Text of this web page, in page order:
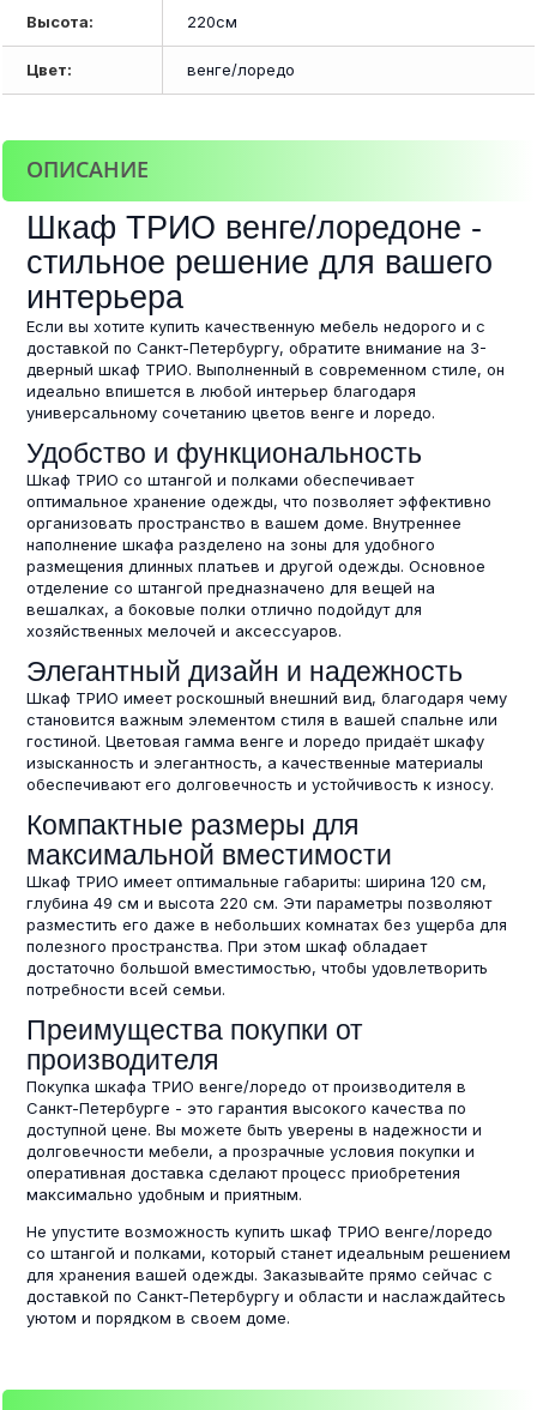
Высота: 220см
Цвет: венге/лоредо
ОПИСАНИЕ
Шкаф ТРИО венге/лоредоне -
стильное решение для вашего
интерьера
Если вы хотите купить качественную мебель недорого и с
доставкой по Санкт-Петербургу, обратите внимание на 3-
дверный шкаф ТРИО. Выполненный в современном стиле, он
идеально впишется в любой интерьер благодаря
универсальному сочетанию цветов венге и лоредо.
Удобство и функциональность
Шкаф ТРИО со штангой и полками обеспечивает
оптимальное хранение одежды, что позволяет эффективно
организовать пространство в вашем доме. Внутреннее
наполнение шкафа разделено на зоны для удобного
размещения длинных платьев и другой одежды. Основное
отделение со штангой предназначено для вещей на
вешалках, а боковые полки отлично подойдут для
хозяйственных мелочей и аксессуаров.
Элегантный дизайн и надежность
Шкаф ТРИО имеет роскошный внешний вид, благодаря чему
становится важным элементом стиля в вашей спальне или
гостиной. Цветовая гамма венге и лоредо придаёт шкафу
изысканность и элегантность, а качественные материалы
обеспечивают его долговечность и устойчивость к износу.
Компактные размеры для
максимальной вместимости
Шкаф ТРИО имеет оптимальные габариты: ширина 120 см,
глубина 49 см и высота 220 см. Эти параметры позволяют
разместить его даже в небольших комнатах без ущерба для
полезного пространства. При этом шкаф обладает
достаточно большой вместимостью, чтобы удовлетворить
потребности всей семьи.
Преимущества покупки от
производителя
Покупка шкафа ТРИО венге/лоредо от производителя в
Санкт-Петербурге - это гарантия высокого качества по
доступной цене. Вы можете быть уверены в надежности и
долговечности мебели, а прозрачные условия покупки и
оперативная доставка сделают процесс приобретения
максимально удобным и приятным.
Не упустите возможность купить шкаф ТРИО венге/лоредо
со штангой и полками, который станет идеальным решением
для хранения вашей одежды. Заказывайте прямо сейчас с
доставкой по Санкт-Петербургу и области и наслаждайтесь
уютом и порядком в своем доме.